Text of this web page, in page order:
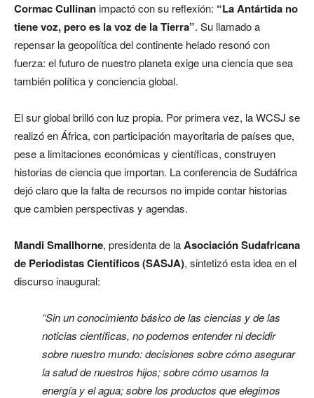
Cormac Cullinanimpactó con su reflexión: “La Antártida no
tiene voz, pero es la voz de la Tierra”. Su llamado a
repensar la geopolítica del continente helado resonó con
fuerza: el futuro de nuestro planeta exige una ciencia que sea
también política y conciencia global.
El sur global brilló con luz propia. Por primera vez, la WCSJ se
realizó en África, con participación mayoritaria de países que,
pese a limitaciones económicas y científicas, construyen
historias de ciencia que importan. La conferencia de Sudáfrica
dejó claro que la falta de recursos no impide contar historias
que cambien perspectivas y agendas.
Mandi Smallhorne, presidenta de laAsociación Sudafricana
de Periodistas Científicos (SASJA), sintetizó esta idea en el
discurso inaugural:
“Sin un conocimiento básico de las ciencias y de las
noticias científicas, no podemos entender ni decidir
sobre nuestro mundo: decisiones sobre cómo asegurar
la salud de nuestros hijos; sobre cómo usamos la
energía y el agua; sobre los productos que elegimos